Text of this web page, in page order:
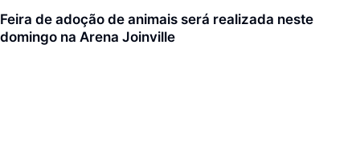
Feira de adoção de animais será realizada neste
domingo na Arena Joinville